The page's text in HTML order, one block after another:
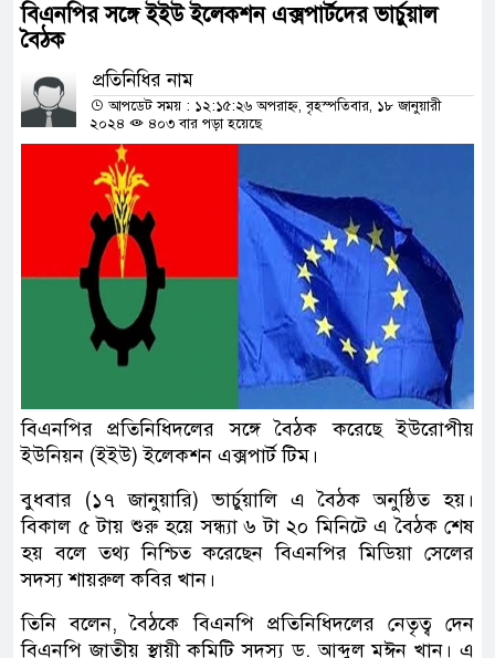
বিএনপির সঙ্গে ইইউ ইলেকশন এক্সপার্টদের ভার্চুয়াল
বৈঠক
প্রতিনিধির নাম
আপডেট সময় : ১২:১৫:২৬ অপরাহ্ন, বৃহস্পতিবার, ১৮ জানুয়ারী
২০২৪
৪০৩ বার পড়া হয়েছে
বিএনপির প্রতিনিধিদলের সঙ্গে বৈঠক করেছে ইউরোপীয়
ইউনিয়ন (ইইউ) ইলেকশন এক্সপার্ট টিম।
বুধবার (১৭ জানুয়ারি) ভার্চুয়ালি এ বৈঠক অনুষ্ঠিত হয়।
বিকাল ৫ টায় শুরু হয়ে সন্ধ্যা ৬ টা ২০ মিনিটে এ বৈঠক শেষ
হয় বলে তথ্য নিশ্চিত করেছেন বিএনপির মিডিয়া সেলের
সদস্য শায়রুল কবির খান।
তিনি বলেন, বৈঠকে বিএনপি প্রতিনিধিদলের নেতৃত্ব দেন
বিএনপি জাতীয় স্থায়ী কমিটি সদস্য ড. আব্দুল মঈন খান। এ